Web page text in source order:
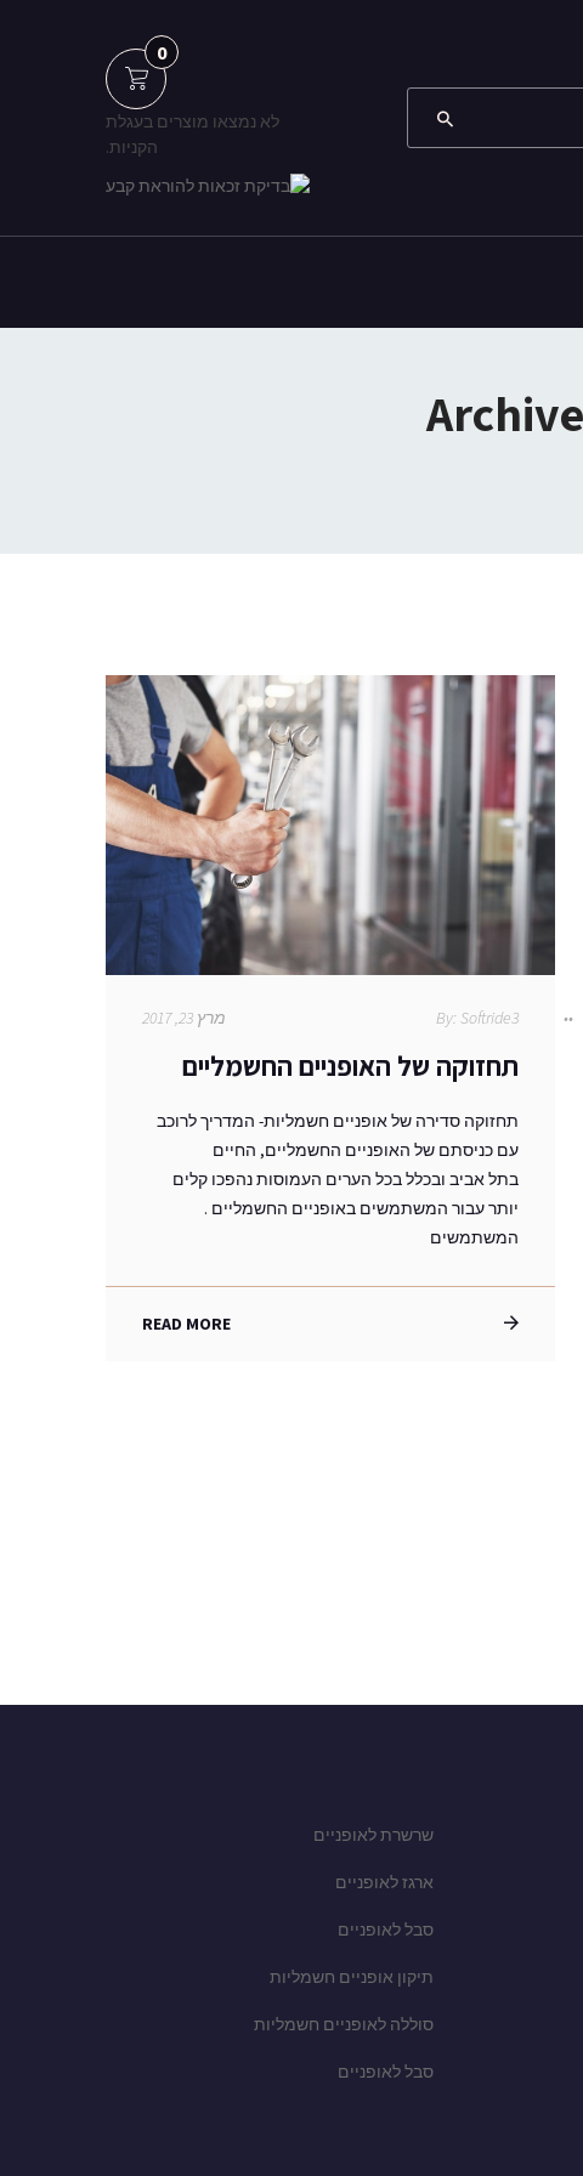
0
לא נמצאו מוצרים בעגלת
הקניות.
By: Softride3 מרץ 23, 2017
תחזוקה של האופניים החשמליים
תחזוקה סדירה של אופניים חשמליות- המדריך לרוכב
עם כניסתם של האופניים החשמליים, החיים
בתל אביב ובכלל בכל הערים העמוסות נהפכו קלים
יותר עבור המשתמשים באופניים החשמליים .
המשתמשים
READ MORE
שרשרת לאופניים
ארגז לאופניים
סבל לאופניים
תיקון אופניים חשמליות
סוללה לאופניים חשמליות
סבל לאופניים